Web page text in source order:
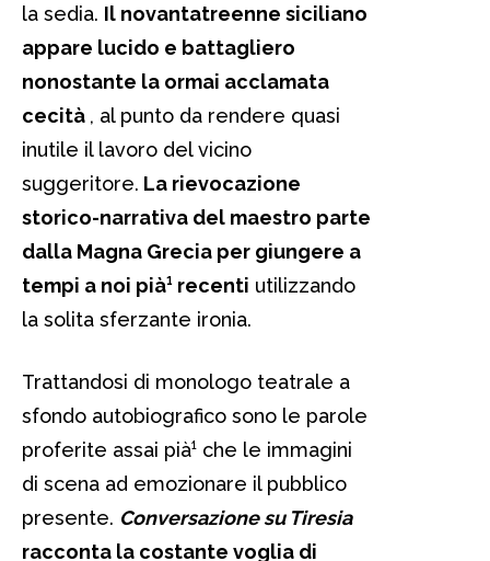
la sedia. Il novantatreenne siciliano
appare lucido e battagliero
nonostante la ormai acclamata
cecità , al punto da rendere quasi
inutile il lavoro del vicino
suggeritore. La rievocazione
storico-narrativa del maestro parte
dalla Magna Grecia per giungere a
tempi a noi pià¹ recenti utilizzando
la solita sferzante ironia.
Trattandosi di monologo teatrale a
sfondo autobiografico sono le parole
proferite assai pià¹ che le immagini
di scena ad emozionare il pubblico
presente. Conversazione su Tiresia
racconta la costante voglia di